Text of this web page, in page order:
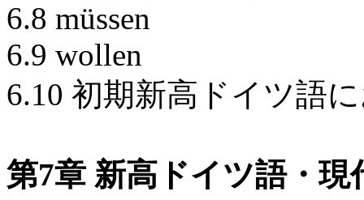
6.8 müssen
6.9 wollen
6.10 初期新高ドイツ語
第7章 新高ドイツ語・